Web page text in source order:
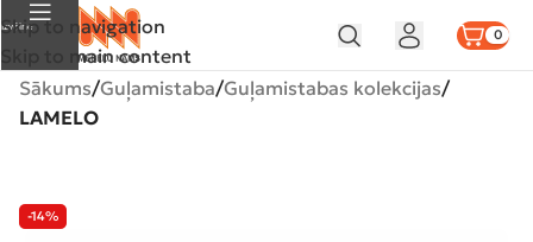
Skip to navigation
Skip to main content
Izvēlne 0
Sākums Guļamistaba Guļamistabas kolekcijas
LAMELO
-14%